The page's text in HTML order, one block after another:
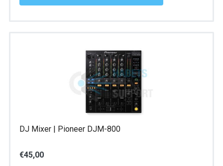
DJ Mixer | Pioneer DJM-800
€45,00